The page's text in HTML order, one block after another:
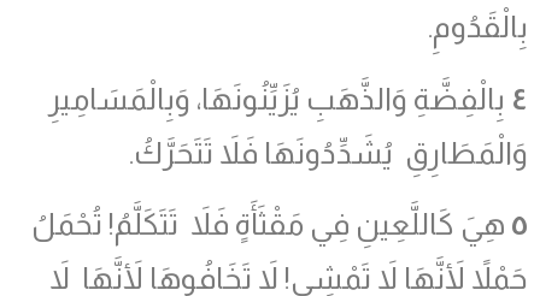
بِالْقَدُومِ.
٤ بِالْفِضَّةِ وَالذَّهَبِ يُزَيِّنُونَهَا، وَبِالْمَسَامِيرِ
وَالْمَطَارِقِ يُشَدِّدُونَهَا فَلاَ تَتَحَرَّكُ.
٥ هِيَ كَاللَّعِينِ فِي مَقْثَأَةٍ فَلاَ تَتَكَلَّمُ! تُحْمَلُ
حَمْلاً لأَنَّهَا لاَ تَمْشِي! لاَ تَخَافُوهَا لأَنَّهَا لاَ